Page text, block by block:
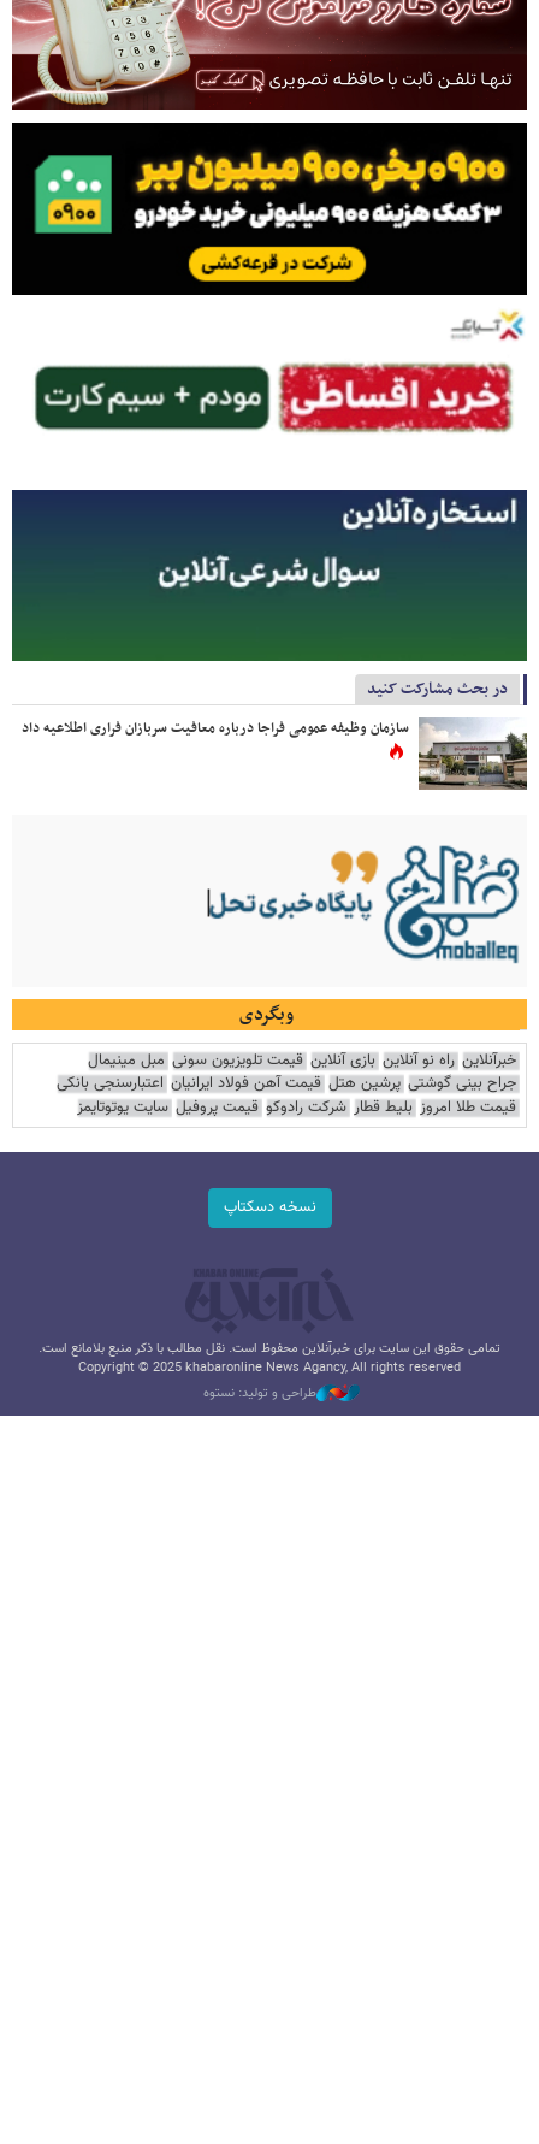
در بحث مشارکت کنید
سازمان وظیفه عمومی فراجا درباره معافیت سربازان فراری اطلاعیه داد
وبگردی
خبرآنلاین راه نو آنلاین بازی آنلاین قیمت تلویزیون سونی مبل مینیمال
جراح بینی گوشتی پرشین هتل قیمت آهن فولاد ایرانیان اعتبارسنجی بانکی
قیمت طلا امروز بلیط قطار شرکت رادوکو قیمت پروفیل سایت یوتوتایمز
نسخه دسکتاپ
تمامی حقوق این سایت برای خبرآنلاین محفوظ است. نقل مطالب با ذکر منبع بلامانع است.
Copyright © 2025 khabaronline News Agancy, All rights reserved
طراحی و تولید: نستوه